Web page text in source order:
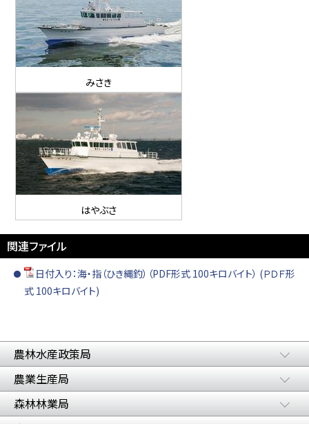
みさき
はやぶさ
関連ファイル
日付入り：海・指（ひき縄釣）（PDF形式 100キロバイト） (ＰＤＦ形
式 100キロバイト)
農林水産政策局
農業生産局
森林林業局